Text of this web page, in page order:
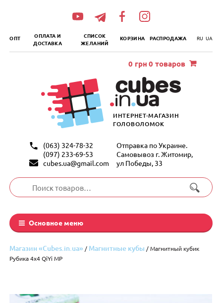
ОПТ
ОПЛАТА И
ДОСТАВКА
СПИСОК
ЖЕЛАНИЙ
КОРЗИНА РАСПРОДАЖА RU UA
ИНТЕРНЕТ-МАГАЗИН
ГОЛОВОЛОМОК
(063) 324-78-32
(097) 233-69-53
cubes.ua@gmail.com
Отправка по Украине.
Самовывоз г. Житомир,
ул Победы, 33
Искать:
Основное меню
0 грн 0 товаров
Магазин «Cubes.in.ua» / Магнитные кубы / Магнитный кубик
Рубика 4х4 QiYi MP